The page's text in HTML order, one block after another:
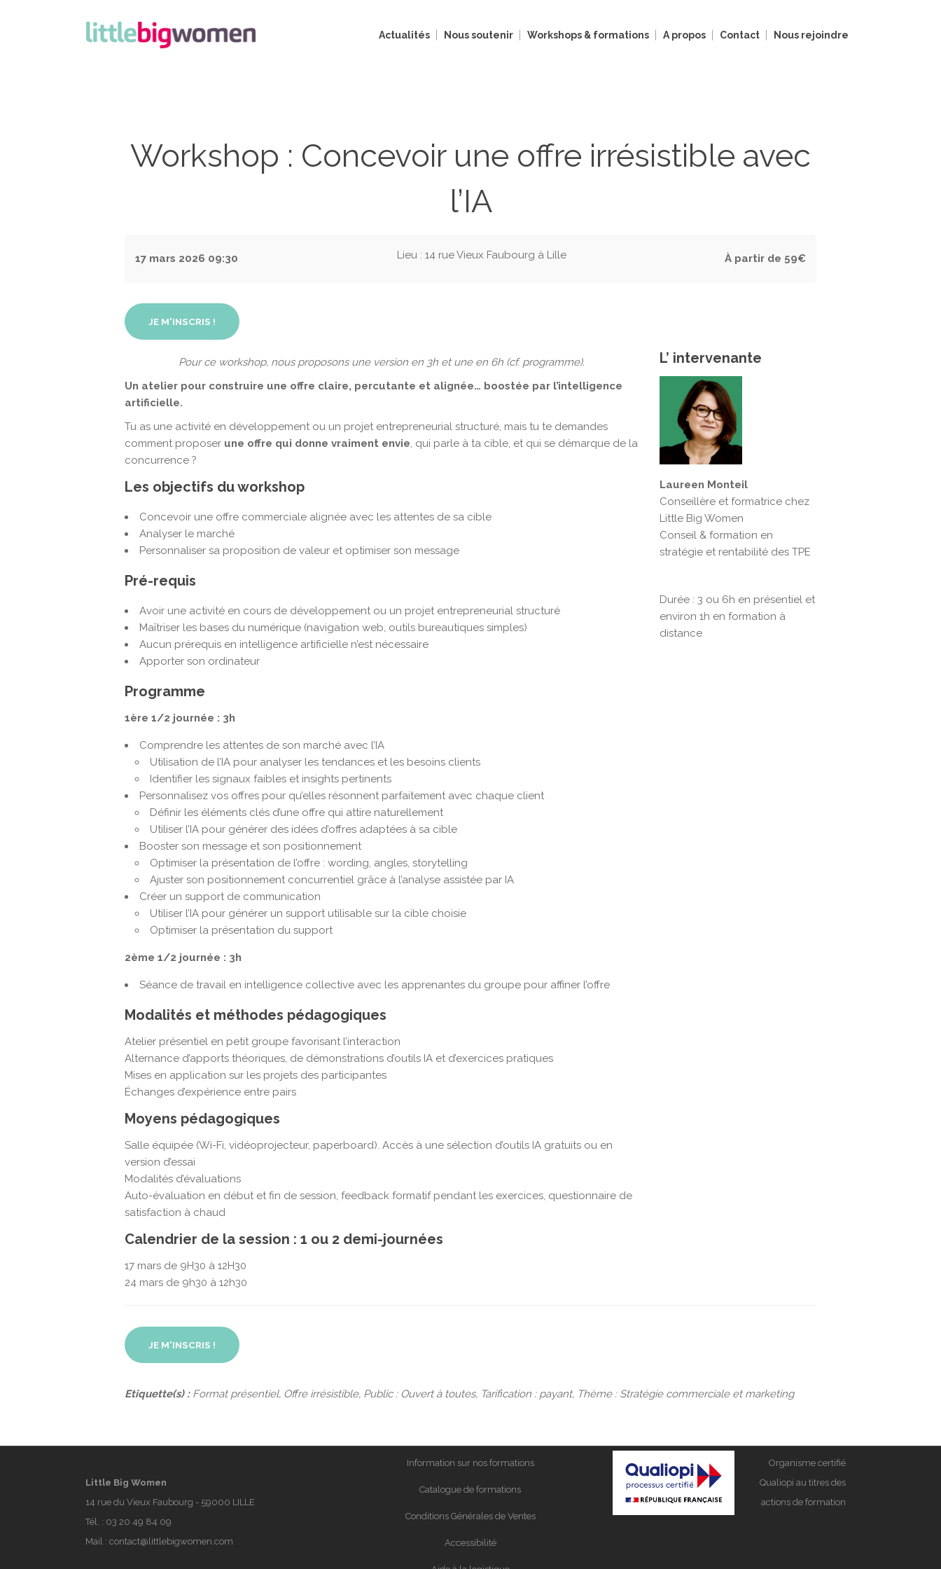
Actualités Nous soutenir Workshops & formations A propos Contact Nous rejoindre
Workshop : Concevoir une offre irrésistible avec
l’IA
17 mars 2026 09:30 Lieu : 14 rue Vieux Faubourg à Lille À partir de 59€
JE M'INSCRIS !
Pour ce workshop, nous proposons une version en 3h et une en 6h (cf. programme).
Un atelier pour construire une offre claire, percutante et alignée… boostée par l’intelligence
artificielle.
Tu as une activité en développement ou un projet entrepreneurial structuré, mais tu te demandes
comment proposer une offre qui donne vraiment envie, qui parle à ta cible, et qui se démarque de la
concurrence ?
Les objectifs du workshop
Concevoir une offre commerciale alignée avec les attentes de sa cible
Analyser le marché
Personnaliser sa proposition de valeur et optimiser son message
Pré-requis
Avoir une activité en cours de développement ou un projet entrepreneurial structuré
Maîtriser les bases du numérique (navigation web, outils bureautiques simples)
Aucun prérequis en intelligence artificielle n’est nécessaire
Apporter son ordinateur
Programme
1ère 1/2 journée : 3h
Comprendre les attentes de son marché avec l’IA
Utilisation de l’IA pour analyser les tendances et les besoins clients
Identifier les signaux faibles et insights pertinents
Personnalisez vos offres pour qu’elles résonnent parfaitement avec chaque client
Définir les éléments clés d’une offre qui attire naturellement
Utiliser l’IA pour générer des idées d’offres adaptées à sa cible
Booster son message et son positionnement
Optimiser la présentation de l’offre : wording, angles, storytelling
Ajuster son positionnement concurrentiel grâce à l’analyse assistée par IA
Créer un support de communication
Utiliser l’IA pour générer un support utilisable sur la cible choisie
Optimiser la présentation du support
2ème 1/2 journée : 3h
Séance de travail en intelligence collective avec les apprenantes du groupe pour affiner l’offre
Modalités et méthodes pédagogiques
Atelier présentiel en petit groupe favorisant l’interaction
Alternance d’apports théoriques, de démonstrations d’outils IA et d’exercices pratiques
Mises en application sur les projets des participantes
Échanges d’expérience entre pairs
Moyens pédagogiques
Salle équipée (Wi-Fi, vidéoprojecteur, paperboard). Accès à une sélection d’outils IA gratuits ou en
version d’essai
Modalités d’évaluations
Auto-évaluation en début et fin de session, feedback formatif pendant les exercices, questionnaire de
satisfaction à chaud
Calendrier de la session : 1 ou 2 demi-journées
17 mars de 9H30 à 12H30
24 mars de 9h30 à 12h30
L’ intervenante
Laureen Monteil
Conseillère et formatrice chez
Little Big Women
Conseil & formation en
stratégie et rentabilité des TPE
Durée : 3 ou 6h en présentiel et
environ 1h en formation à
distance
JE M'INSCRIS !
Etiquette(s) : Format présentiel, Offre irrésistible, Public : Ouvert à toutes, Tarification : payant, Thème : Stratégie commerciale et marketing
Little Big Women
14 rue du Vieux Faubourg - 59000 LILLE
Tél. : 03 20 49 84 09
Mail : contact@littlebigwomen.com
Information sur nos formations
Catalogue de formations
Conditions Générales de Ventes
Accessibilité
Organisme certifié
Qualiopi au titres des
actions de formation